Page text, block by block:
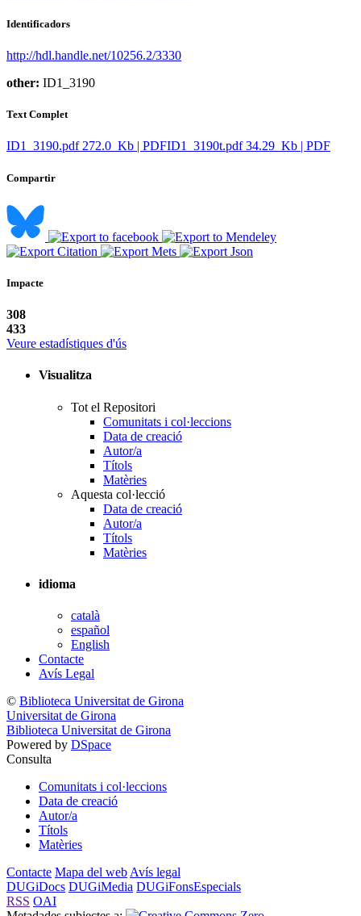
Identificadors
http://hdl.handle.net/10256.2/3330
other: ID1_3190
Text Complet
ID1_3190.pdf 272.0 Kb | PDFID1_3190t.pdf 34.29 Kb | PDF
Compartir
Impacte
308
433
Veure estadístiques d'ús
Visualitza
Tot el Repositori
Comunitats i col·leccions
Data de creació
Autor/a
Títols
Matèries
Aquesta col·lecció
Data de creació
Autor/a
Títols
Matèries
idioma
català
español
English
Contacte
Avís Legal
© Biblioteca Universitat de Girona
Universitat de Girona
Biblioteca Universitat de Girona
Powered by DSpace
Consulta
Comunitats i col·leccions
Data de creació
Autor/a
Títols
Matèries
Contacte Mapa del web Avís legal
DUGiDocs DUGiMedia DUGiFonsEspecials
RSS OAI